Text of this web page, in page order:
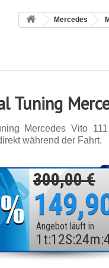
Mercedes
Tuning
Mercedes Vito
während der Fahrt.
300,00 €
Angebot läuft in
1 t:12S:24m: